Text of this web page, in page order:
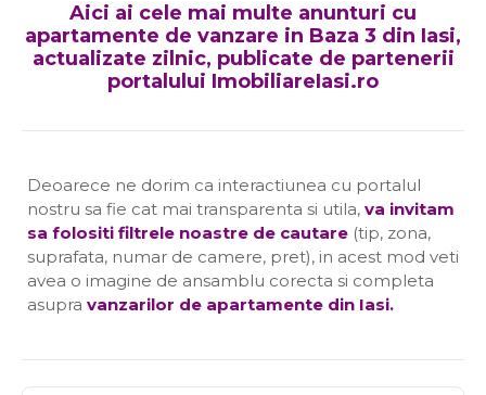
Aici ai cele mai multe anunturi cu
apartamente de vanzare in Baza 3 din Iasi,
actualizate zilnic, publicate de partenerii
portalului ImobiliareIasi.ro
Deoarece ne dorim ca interactiunea cu portalul
nostru sa fie cat mai transparenta si utila, va invitam
sa folositi filtrele noastre de cautare (tip, zona,
suprafata, numar de camere, pret), in acest mod veti
avea o imagine de ansamblu corecta si completa
asupra vanzarilor de apartamente din Iasi.